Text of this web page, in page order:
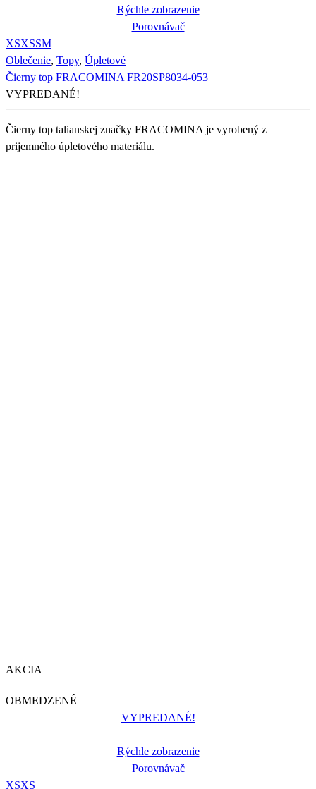
Rýchle zobrazenie
Porovnávač
XSXSSM
Oblečenie, Topy, Úpletové
Čierny top FRACOMINA FR20SP8034-053
VYPREDANÉ!
Čierny top talianskej značky FRACOMINA je vyrobený z
prijemného úpletového materiálu.
AKCIA
OBMEDZENÉ
VYPREDANÉ!
Rýchle zobrazenie
Porovnávač
XSXS